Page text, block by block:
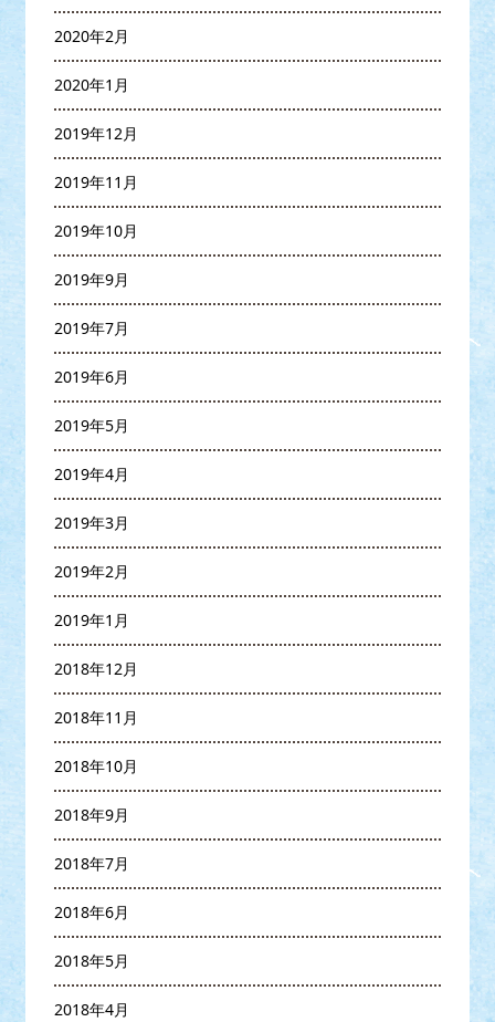
2020年2月
2020年1月
2019年12月
2019年11月
2019年10月
2019年9月
2019年7月
2019年6月
2019年5月
2019年4月
2019年3月
2019年2月
2019年1月
2018年12月
2018年11月
2018年10月
2018年9月
2018年7月
2018年6月
2018年5月
2018年4月